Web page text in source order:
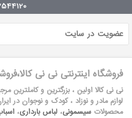
فروشگاه اینترنتی نی نی
نی نی کالا اولین ، بزرگترین و
لوازم مادر و نوزاد ، کودک و نوجوان در
محصولات سیسمونی، لباس بارداری،